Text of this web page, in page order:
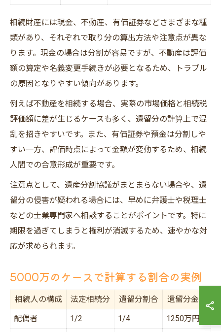
相続財産には現金、不動産、有価証券などさまざまな種
類があり、それぞれで取り分の算出方法や注意点が異な
ります。現金の場合は分割が容易ですが、不動産は評価
額の算定や名義変更手続きが必要となるため、トラブル
の原因となりやすい傾向があります。
例えば不動産を相続する場合、実際の市場価格と相続税
評価額に差が生じるケースも多く、遺留分の計算上で混
乱を招きやすいです。また、有価証券や預金は分割しや
すい一方、評価時点によって金額が変動するため、相続
人間での合意形成が重要です。
注意点として、遺産分割協議がまとまらない場合や、遺
留分の侵害が疑われる場合には、早めに弁護士や税理士
などの士業専門家へ相談することがポイントです。特に
期限を過ぎてしまうと権利が消滅するため、速やかな対
応が求められます。
5000万のケースで計算する割合の実例
相続人の構成 法定相続分 遺留分割合 遺留分金額
配偶者 1/2 1/4 1250万円